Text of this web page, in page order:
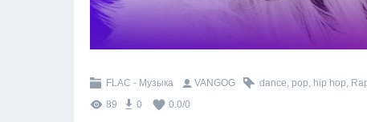
FLAC - Музыка VANGOG dance, pop, hip hop,
89
0 0.0/0